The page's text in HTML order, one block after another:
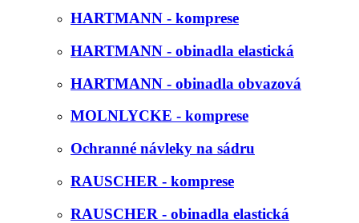
HARTMANN - komprese
HARTMANN - obinadla elastická
HARTMANN - obinadla obvazová
MOLNLYCKE - komprese
Ochranné návleky na sádru
RAUSCHER - komprese
RAUSCHER - obinadla elastická